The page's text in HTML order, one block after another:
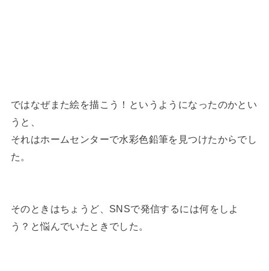
ではなぜまた絵を描こう！というようになったのかとい
うと、
それはホームセンターで水彩色鉛筆を見つけたからでし
た。
そのときはちょうど、SNSで発信するには何をしよ
う？と悩んでいたときでした。